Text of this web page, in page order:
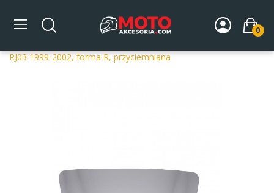
0
Strona główna DLA MOTOCYKLA Szyby
Szyby
RJ03 1999-2002, forma R, przyciemniana